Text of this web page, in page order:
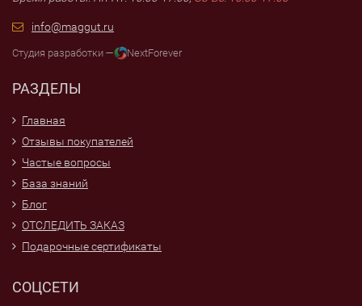
info@maggut.ru
Студия разработки — NextForever
РАЗДЕЛЫ
Главная
Отзывы покупателей
Частые вопросы
База знаний
Блог
ОТСЛЕДИТЬ ЗАКАЗ
Подарочные сертификаты
СОЦСЕТИ